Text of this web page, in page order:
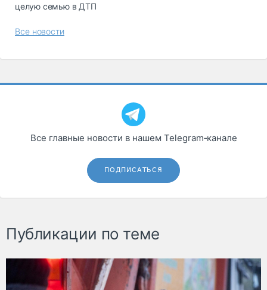
целую семью в ДТП
Все новости
Все главные новости в нашем Telegram‑канале
ПОДПИСАТЬСЯ
Публикации по теме